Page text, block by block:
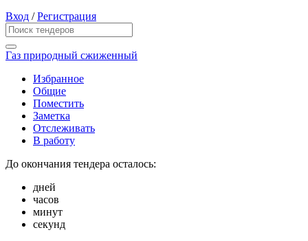
Вход /Регистрация
Газ природный сжиженный
Избранное
Общие
Поместить
Заметка
Отслеживать
В работу
До окончания тендера осталось:
дней
часов
минут
секунд